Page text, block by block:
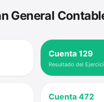
General
Cuenta129
Resultado del
Cuenta472